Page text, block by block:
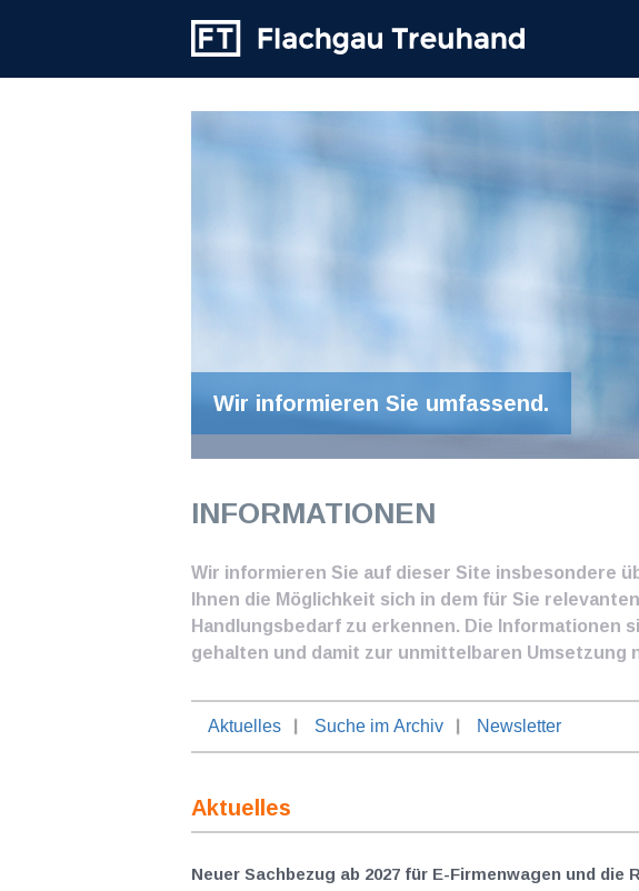
Wir informieren Sie umfassend.
INFORMATIONEN
Wir informieren Sie auf dieser Site insbesondere
Ihnen die Möglichkeit sich in dem für Sie
Handlungsbedarf zu erkennen. Die Informationen
gehalten und damit zur unmittelbaren Umsetzung
Aktuelles Suche im Archiv Newsletter
Aktuelles
Neuer Sachbezug ab 2027 für E-Firmenwagen und